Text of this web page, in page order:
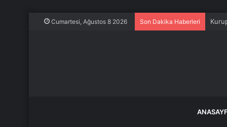
Cumartesi, Ağustos 8 2026 Son Dakika Haberleri